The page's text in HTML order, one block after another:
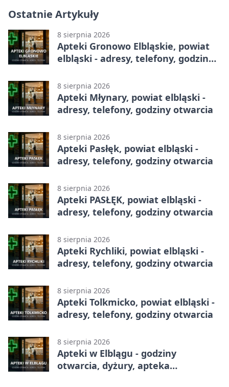
Ostatnie Artykuły
8 sierpnia 2026
Apteki Gronowo Elbląskie, powiat
elbląski - adresy, telefony, godziny
8 sierpnia 2026
Apteki Młynary, powiat elbląski -
adresy, telefony, godziny otwarcia
8 sierpnia 2026
Apteki Pasłęk, powiat elbląski -
adresy, telefony, godziny otwarcia
8 sierpnia 2026
Apteki PASŁĘK, powiat elbląski -
adresy, telefony, godziny otwarcia
8 sierpnia 2026
Apteki Rychliki, powiat elbląski -
adresy, telefony, godziny otwarcia
8 sierpnia 2026
Apteki Tolkmicko, powiat elbląski -
adresy, telefony, godziny otwarcia
8 sierpnia 2026
Apteki w Elblągu - godziny
otwarcia, dyżury, apteka